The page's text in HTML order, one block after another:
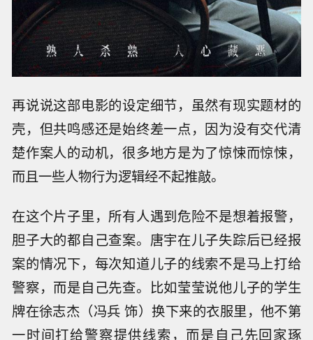
再说说这部电影的设定细节，虽然有现实题材的
壳，但共鸣感还是始终差一点，因为没有交代清
楚作案人的动机，很多地方是为了惊悚而惊悚，
而且一些人物行为逻辑经不起推敲。
在这个片子里，所有人遇到危险不是想着报警，
胆子大的都自己查案。唐宇在儿子失踪后已经报
案的情况下，每次知道儿子的线索不是马上打给
警察，而是自己先查。比如莹莹说他儿子的学生
牌在徐志杰（冯兵 饰）换下来的衣服里，他不第
一时间打给警察提供线索，而是自己先回家琢